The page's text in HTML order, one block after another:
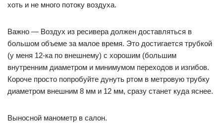
хоть и не много потоку воздуха.
Важно — Воздух из ресивера должен доставляться в
большом объеме за малое время. Это достигается трубкой
(у меня 12-ка по внешнему) с хорошим (большим
внутренним диаметром и минимумом переходов и изгибов.
Короче просто попробуйте дунуть ртом в метровую трубку
диаметром внешним 8 мм и 12 мм, сразу станет куда яснее.
Выносной манометр в салон.